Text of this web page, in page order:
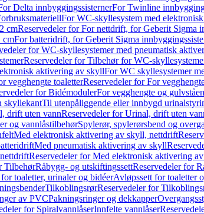
Delta innbyggingssisternerFor Twinline
For WC-skyllesystem med
cmReservedeler for For nettdrift, for Geberit Sigma
cmFor batteridrift, for Geberit Sigma
for WC-skyllesystemer med pneumatisk
Reservedeler for Tilbehør for WC-
aktivering av skyllFor WC skyllesystemer
vegghengte toaletterReservedeler for For
for BidémodulerFor vegghengte og
skyllekantTil utenpåliggende eller innbygd
drift uten vannReservedeler for Urinal, drift uten
og vannlåstilbehørSpylerør, spylerørsbend og
Med elektronisk aktivering av skyll, nettdrift
Med pneumatisk aktivering av skyll
Reservedeler for Med elektronisk aktivering
TilbehørRåbygg- og utskiftingssettReservedeler for
toaletter, urinaler og bidéerAvløpssett for toaletter
TilkoblingsrørReservedeler for
av PVCPakningsringer og dekkapper
for SpiralvannlåserInnfelte vannlåser